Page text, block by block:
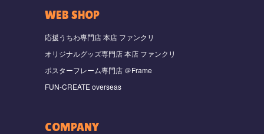
WEB SHOP
応援うちわ専門店 本店 ファンクリ
オリジナルグッズ専門店 本店 ファンクリ
ポスターフレーム専門店 ＠Frame
FUN-CREATE overseas
COMPANY